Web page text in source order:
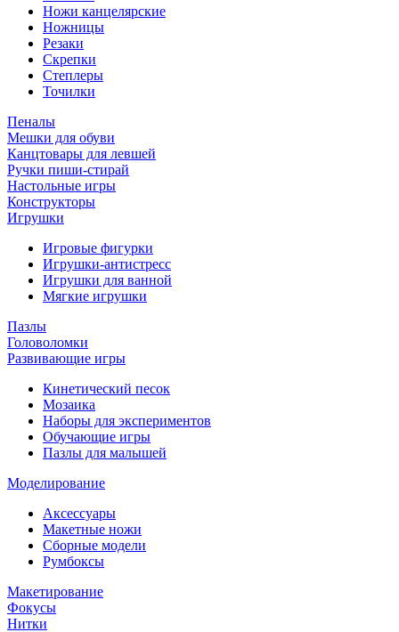
Ножи канцелярские
Ножницы
Резаки
Скрепки
Степлеры
Точилки
Пеналы
Мешки для обуви
Канцтовары для левшей
Ручки пиши-стирай
Настольные игры
Конструкторы
Игрушки
Игровые фигурки
Игрушки-антистресс
Игрушки для ванной
Мягкие игрушки
Пазлы
Головоломки
Развивающие игры
Кинетический песок
Мозаика
Наборы для экспериментов
Обучающие игры
Пазлы для малышей
Моделирование
Аксессуары
Макетные ножи
Сборные модели
Румбоксы
Макетирование
Фокусы
Нитки